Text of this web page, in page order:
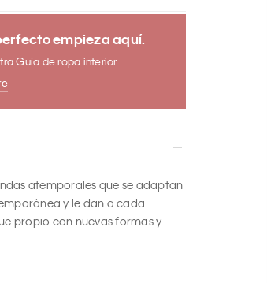
empieza aquí.
Guía de ropa interior.
atemporales que se adaptan
y le dan a cada
propio con nuevas formas y